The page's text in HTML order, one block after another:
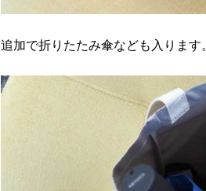
追加で折りたたみ傘なども入ります